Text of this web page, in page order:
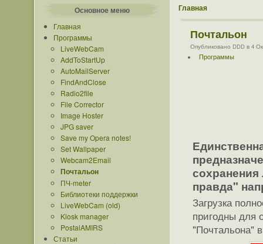
Основное меню
Главная
Программы
LiveWebCam
AddToStartUp
AutoMailServer
FindAndClose
Radio2file
File Corrector
Image Hoster
JPG saver
Save my Opera notes!
Set Wallpaper
Webcam2Email
Почтальон
ПЧ-meter
Библиотеки поддержки
LiveWebCam (old)
Kiosk manager
PostalAMIRS
Статьи
Главная
Почтальон
Опубликовано DDD в 4
Программы
правда"
Загрузка
пригодны для
"Почтальона"